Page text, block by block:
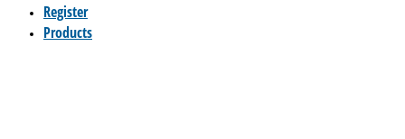
Register
Products